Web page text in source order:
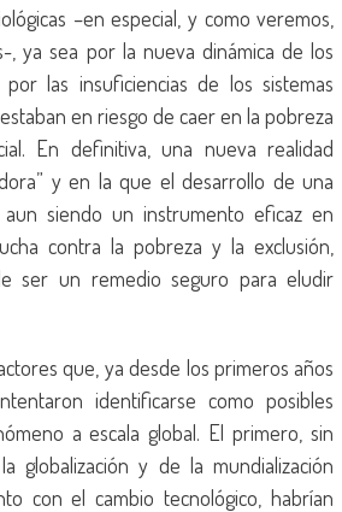
–en especial, y como veremos,
, ya sea por la nueva dinámica de los
las insuficiencias de los sistemas
en riesgo de caer en la pobreza
En definitiva, una nueva realidad
y en la que el desarrollo de una
aun siendo un instrumento eficaz en
contra la pobreza y la exclusión,
ser un remedio seguro para eludir
que, ya desde los primeros años
identificarse como posibles
a escala global. El primero, sin
globalización y de la mundialización
con el cambio tecnológico, habrían